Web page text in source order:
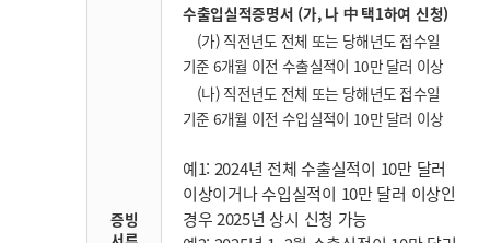
증빙
수출입실적증명서 (가, 나 中 택1하여 신청)
(가) 직전년도 전체 또는 당해년도 접수일
기준 6개월 이전 수출실적이 10만 달러 이상
(나) 직전년도 전체 또는 당해년도 접수일
기준 6개월 이전 수입실적이 10만 달러 이상
예1: 2024년 전체 수출실적이 10만 달러
이상이거나 수입실적이 10만 달러 이상인
경우 2025년 상시 신청 가능